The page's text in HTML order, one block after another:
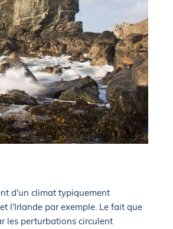
d'un climat typiquement
l'Irlande par exemple. Le fait que
les perturbations circulent